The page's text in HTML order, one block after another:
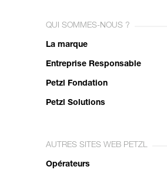
QUI SOMMES-NOUS ?
La marque
Entreprise Responsable
Petzl Fondation
Petzl Solutions
AUTRES SITES WEB PETZL
Opérateurs